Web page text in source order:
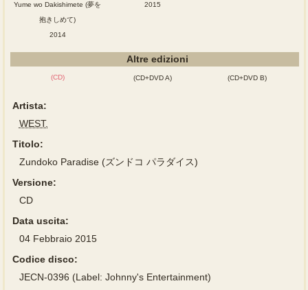
Yume wo Dakishimete (夢を
抱きしめて)
2014
2015
Altre edizioni
(CD) (CD+DVD A) (CD+DVD B)
Artista:
WEST.
Titolo:
Zundoko Paradise (ズンドコ パラダイス)
Versione:
CD
Data uscita:
04 Febbraio 2015
Codice disco:
JECN-0396 (Label: Johnny's Entertainment)